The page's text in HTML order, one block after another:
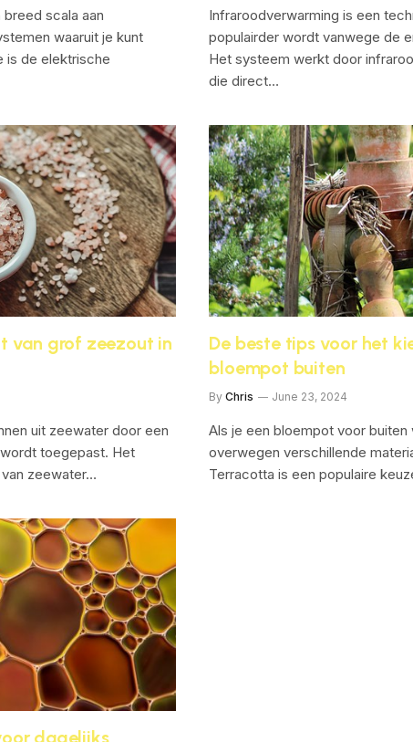
scala aan
waaruit je kunt
is de elektrische
Infraroodverwarming is een
populairder wordt vanwege de
Het systeem werkt door
die direct…
van grof zeezout in
uit zeewater door een
toegepast. Het
zeewater…
De beste tips voor het
bloempot buiten
By Chris June 23, 2024
Als je een bloempot voor buiten
overwegen verschillende
Terracotta is een populaire
dagelijks